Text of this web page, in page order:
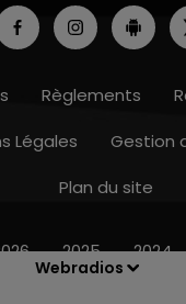
Webradios
- 14h00
Règlements
Légales
Gestion
Plan du site
2025 2024